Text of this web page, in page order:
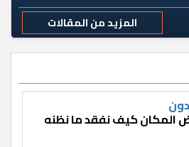
المزيد من المقالات
المكان كيف نفقد ما نظنه